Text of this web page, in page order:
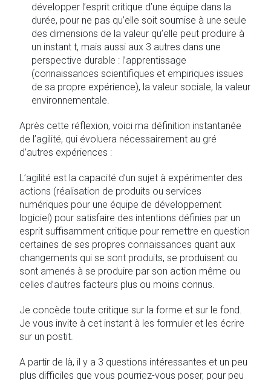
développer l’esprit critique d’une équipe dans la
durée, pour ne pas qu’elle soit soumise à une seule
des dimensions de la valeur qu’elle peut produire à
un instant t, mais aussi aux 3 autres dans une
perspective durable : l’apprentissage
(connaissances scientifiques et empiriques issues
de sa propre expérience), la valeur sociale, la valeur
environnementale.
Après cette réflexion, voici ma définition instantanée
de l’agilité, qui évoluera nécessairement au gré
d’autres expériences :
L’agilité est la capacité d’un sujet à expérimenter des
actions (réalisation de produits ou services
numériques pour une équipe de développement
logiciel) pour satisfaire des intentions définies par un
esprit suffisamment critique pour remettre en question
certaines de ses propres connaissances quant aux
changements qui se sont produits, se produisent ou
sont amenés à se produire par son action même ou
celles d’autres facteurs plus ou moins connus.
Je concède toute critique sur la forme et sur le fond.
Je vous invite à cet instant à les formuler et les écrire
sur un postit.
A partir de là, il y a 3 questions intéressantes et un peu
plus difficiles que vous pourriez-vous poser, pour peu